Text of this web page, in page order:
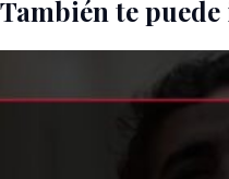
También te